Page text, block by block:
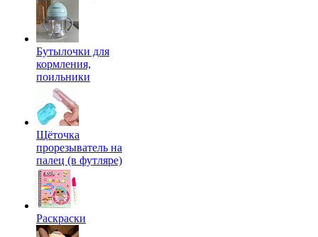
Бутылочки для
кормления,
поильники
Щёточка
прорезыватель на
палец (в футляре)
Раскраски